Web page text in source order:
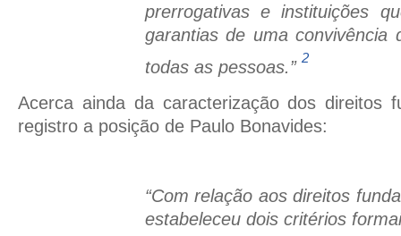
prerrogativas e instituições
garantias de uma convivência
todas as pessoas.” 2
Acerca ainda da caracterização dos direitos
registro a posição de Paulo Bonavides:
“Com relação aos direitos
estabeleceu dois critérios